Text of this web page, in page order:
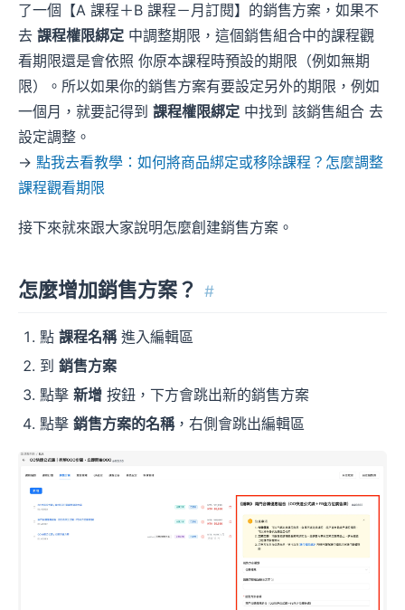
了一個【A 課程＋B 課程－月訂閱】的銷售方案，如果不
去 課程權限綁定 中調整期限，這個銷售組合中的課程觀
看期限還是會依照 你原本課程時預設的期限（例如無期
限）。所以如果你的銷售方案有要設定另外的期限，例如
一個月，就要記得到 課程權限綁定 中找到 該銷售組合 去
設定調整。
→ 點我去看教學：如何將商品綁定或移除課程？怎麼調整
課程觀看期限
接下來就來跟大家說明怎麼創建銷售方案。
怎麼增加銷售方案？ #
點 課程名稱進入編輯區
到 銷售方案
點擊 新增 按鈕，下方會跳出新的銷售方案
點擊 銷售方案的名稱，右側會跳出編輯區